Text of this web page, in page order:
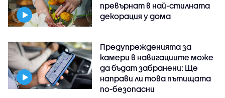
превърнат в най-стилната
декорация у дома
Предупрежденията за
камери в навигациите може
да бъдат забранени: Ще
направи ли това пътищата
по-безопасни